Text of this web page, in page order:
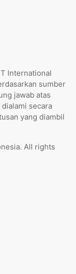
International
sumber
jawab atas
secara
yang diambil
All rights